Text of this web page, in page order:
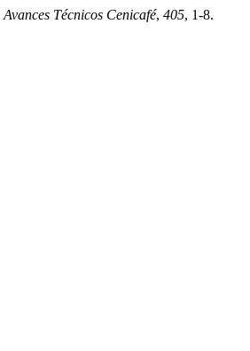
Avances Técnicos Cenicafé, 405, 1-8.